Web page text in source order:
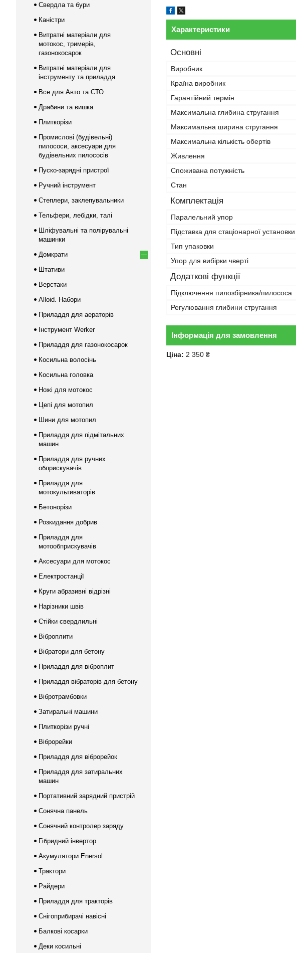
Характеристики
Основні
Виробник
Країна виробник
Гарантійний термін
Максимальна глибина стругання
Максимальна ширина стругання
Максимальна кількість обертів
Живлення
Споживана потужність
Стан
Комплектація
Паралельний упор
Підставка для стаціонарної установки
Тип упаковки
Упор для вибірки чверті
Додаткові функції
Підключення пилозбірника/пилососа
Регулювання глибини стругання
Інформація для замовлення
Ціна: 2 350 ₴
Свердла та бури
Каністри
Витратні матеріали для
мотокос, тримерів,
газонокосарок
Витратні матеріали для
інструменту та приладдя
Все для Авто та СТО
Драбини та вишка
Плиткорізи
Промислові (будівельні)
пилососи, аксесуари для
будівельних пилососів
Пуско-зарядні пристрої
Ручний інструмент
Степлери, заклепувальники
Тельфери, лебідки, талі
Шліфувальні та полірувальні
машинки
Домкрати
Штативи
Верстаки
Alloid. Набори
Приладдя для аераторів
Інструмент Werker
Приладдя для газонокосарок
Косильна волосінь
Косильна головка
Ножі для мотокос
Цепі для мотопил
Шини для мотопил
Приладдя для підмітальних
машин
Приладдя для ручних
обприскувачів
Приладдя для
мотокультиваторів
Бетонорізи
Розкидання добрив
Приладдя для
мотообприскувачів
Аксесуари для мотокос
Електростанції
Круги абразивні відрізні
Нарізники швів
Стійки свердлильні
Віброплити
Вібратори для бетону
Приладдя для віброплит
Приладдя вібраторів для бетону
Вібротрамбовки
Затиральні машини
Плиткорізи ручні
Віброрейки
Приладдя для віброрейок
Приладдя для затиральних
машин
Портативний зарядний пристрій
Сонячна панель
Сонячний контролер заряду
Гібридний інвертор
Акумулятори Enersol
Трактори
Райдери
Приладдя для тракторів
Снігоприбирачі навісні
Балкові косарки
Деки косильні